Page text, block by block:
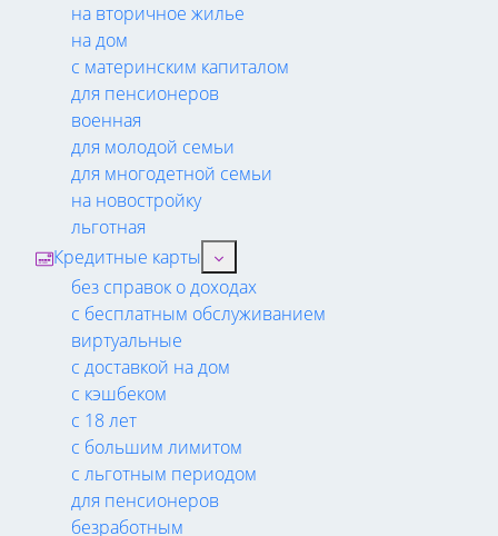
на вторичное жилье
на дом
с материнским капиталом
для пенсионеров
военная
для молодой семьи
для многодетной семьи
на новостройку
льготная
Кредитные карты
без справок о доходах
с бесплатным обслуживанием
виртуальные
с доставкой на дом
с кэшбеком
с 18 лет
с большим лимитом
с льготным периодом
для пенсионеров
безработным